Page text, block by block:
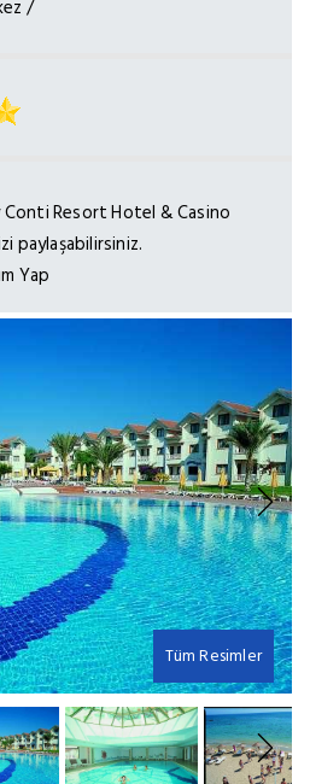
/
Conti Resort Hotel & Casino
paylaşabilirsiniz.
Yap
Tüm Resimler
Next